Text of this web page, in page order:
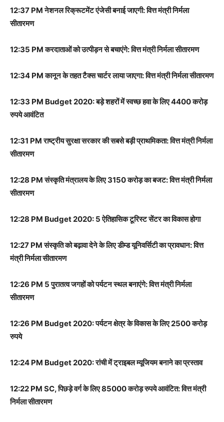
12:37 PM नेशनल रिक्रूटमेंट एंजेसी बनाई जाएगी: वित्त मंत्री निर्मला
सीतारमण
12:35 PM करदाताओं को उत्पीड़न से बचाएंगे: वित्त मंत्री निर्मला सीतारमण
12:34 PM कानून के तहत टैक्स चार्टर लाया जाएगा: वित्त मंत्री निर्मला सीतारमण
12:33 PM Budget 2020: बड़े शहरों में स्वच्छ हवा के लिए 4400 करोड़
रुपये आवंटित
12:31 PM राष्ट्रीय सुरक्षा सरकार की सबसे बड़ी प्राथमिकता: वित्त मंत्री निर्मला
सीतारमण
12:28 PM संस्कृति मंत्रालय के लिए 3150 करोड़ का बजट: वित्त मंत्री निर्मला
सीतारमण
12:28 PM Budget 2020: 5 ऐतिहासिक टूरिस्ट सेंटर का विकास होगा
12:27 PM संस्कृति को बढ़ावा देने के लिए डीम्ड यूनिवर्सिटी का प्रावधान: वित्त
मंत्री निर्मला सीतारमण
12:26 PM 5 पुरातत्व जगहों को पर्यटन स्थल बनाएंगे: वित्त मंत्री निर्मला
सीतारमण
12:26 PM Budget 2020: पर्यटन क्षेत्र के विकास के लिए 2500 करोड़
रुपये
12:24 PM Budget 2020: रांची में ट्राइबल म्यूजियम बनाने का प्रस्ताव
12:22 PM SC, पिछड़े वर्ग के लिए 85000 करोड़ रुपये आवंटित: वित्त मंत्री
निर्मला सीतारमण